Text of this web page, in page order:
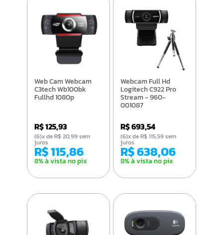
Web Cam Webcam
C3tech Wb100bk
Fullhd 1080p
R$ 125,93
R$ 115,86
8% à vista no pix
(6)x de R$ 20,99 sem
juros
Webcam Full Hd
Logitech C922 Pro
Stream - 960-
001087
R$ 693,54
R$ 638,06
8% à vista no pix
(6)x de R$ 115,59 sem
juros